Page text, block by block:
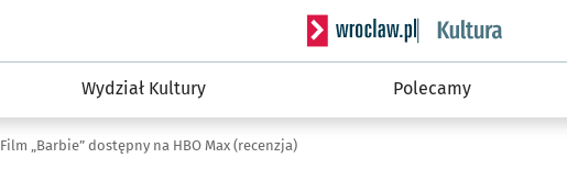
Serwis informacyjny wroclaw.pl
Wydział Kultury Polecamy
Film „Barbie” dostępny na HBO Max (recenzja)